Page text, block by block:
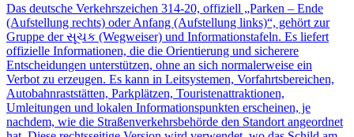
Das deutsche Verkehrszeichen 314-20, offiziell „Parken – Ende
(Aufstellung rechts) oder Anfang (Aufstellung links)“, gehört zur
Gruppe der સૂચક (Wegweiser) und Informationstafeln. Es liefert
offizielle Informationen, die die Orientierung und sicherere
Entscheidungen unterstützen, ohne an sich normalerweise ein
Verbot zu erzeugen. Es kann in Leitsystemen, Vorfahrtsbereichen,
Autobahnraststätten, Parkplätzen, Touristenattraktionen,
Umleitungen und lokalen Informationspunkten erscheinen, je
nachdem, wie die Straßenverkehrsbehörde den Standort angeordnet